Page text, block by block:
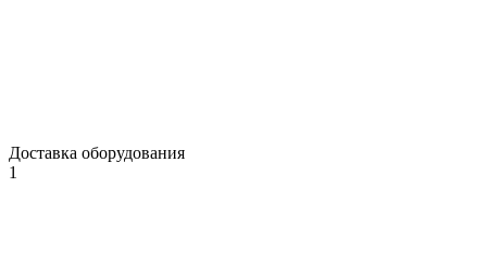
Доставка оборудования
1